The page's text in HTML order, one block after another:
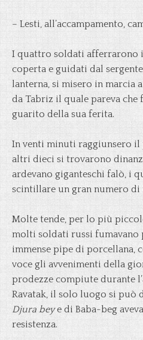
– Lesti, all’accampamento,
I quattro soldati afferrarono
coperta e guidati dal
lanterna, si misero in marcia
da Tabriz il quale pareva che
guarito della sua ferita.
In venti minuti raggiunsero
altri dieci si trovarono
ardevano giganteschi falò, i
scintillare un gran numero di
Molte tende, per lo più
molti soldati russi fumavano
immense pipe di porcellana,
voce gli avvenimenti della
prodezze compiute durante
Ravatak, il solo luogo si può
Djura beye di Baba-beg
resistenza.